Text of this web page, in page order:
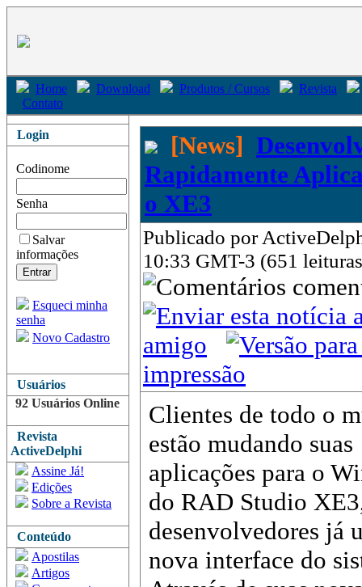
Home Download Produtos / Cursos
Revista
Contato
Login
Codinome
Senha
Salvar
informações
Esqueci minha
senha
Novo Cadastro
Usuários
92 Usuários Online
Revista
ActiveDelphi
Assine Já!
Edições
Sobre a Revista
Conteúdo
Apostilas
Artigos
[News]
Rapidamente
o XE3
Publicado por
10:33 GMT-3 (651
amigo
impressão
Clientes de todo o
estão mudando suas
aplicações para o
do RAD Studio
desenvolvedores já
nova interface do